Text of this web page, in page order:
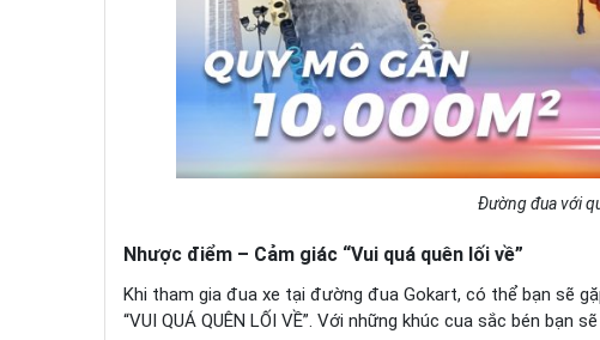
Đường đua với
Nhược điểm – Cảm giác “Vui quá quên lối về”
Khi tham gia đua xe tại đường đua Gokart, có thể bạn sẽ
“VUI QUÁ QUÊN LỐI VỀ”. Với những khúc cua sắc bén bạn